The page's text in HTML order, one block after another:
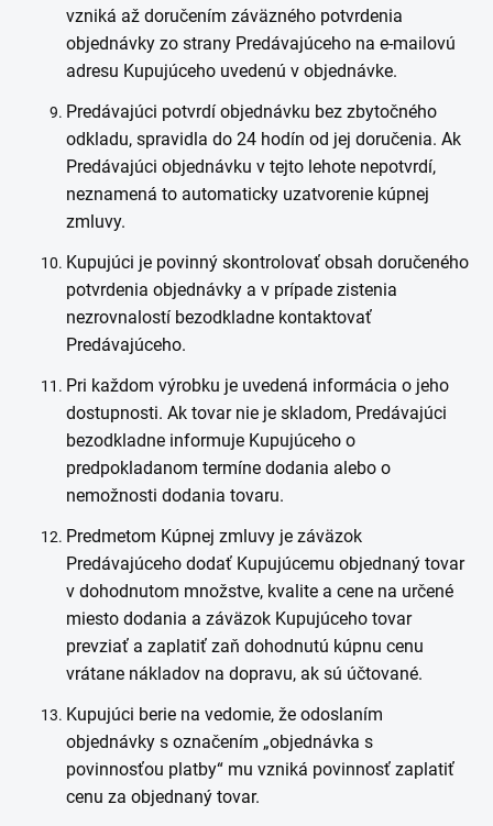
vzniká až doručením záväzného potvrdenia
objednávky zo strany Predávajúceho na e-mailovú
adresu Kupujúceho uvedenú v objednávke.
Predávajúci potvrdí objednávku bez zbytočného
odkladu, spravidla do 24 hodín od jej doručenia. Ak
Predávajúci objednávku v tejto lehote nepotvrdí,
neznamená to automaticky uzatvorenie kúpnej
zmluvy.
Kupujúci je povinný skontrolovať obsah doručeného
potvrdenia objednávky a v prípade zistenia
nezrovnalostí bezodkladne kontaktovať
Predávajúceho.
Pri každom výrobku je uvedená informácia o jeho
dostupnosti. Ak tovar nie je skladom, Predávajúci
bezodkladne informuje Kupujúceho o
predpokladanom termíne dodania alebo o
nemožnosti dodania tovaru.
Predmetom Kúpnej zmluvy je záväzok
Predávajúceho dodať Kupujúcemu objednaný tovar
v dohodnutom množstve, kvalite a cene na určené
miesto dodania a záväzok Kupujúceho tovar
prevziať a zaplatiť zaň dohodnutú kúpnu cenu
vrátane nákladov na dopravu, ak sú účtované.
Kupujúci berie na vedomie, že odoslaním
objednávky s označením „objednávka s
povinnosťou platby“ mu vzniká povinnosť zaplatiť
cenu za objednaný tovar.